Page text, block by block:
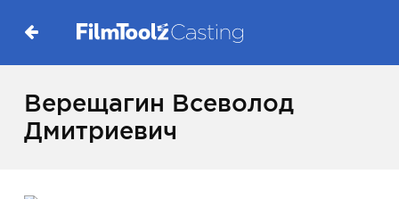
Верещагин Всеволод
Дмитриевич